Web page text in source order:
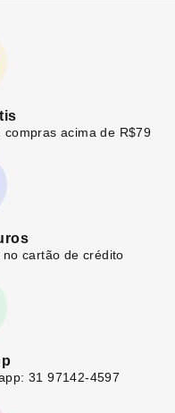
acima de R$79
cartão de crédito
31 97142-4597